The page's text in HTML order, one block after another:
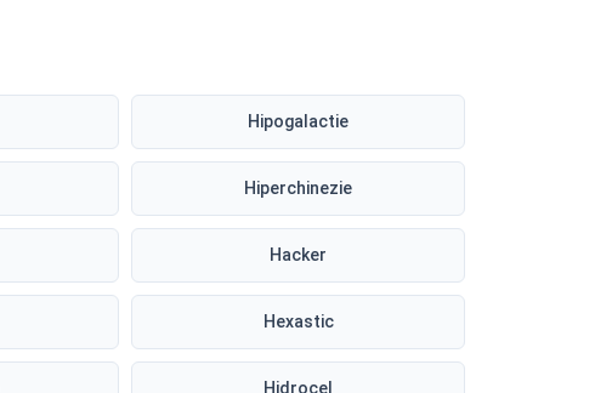
Hipogalactie
Hiperchinezie
Hacker
Hexastic
Hidrocel